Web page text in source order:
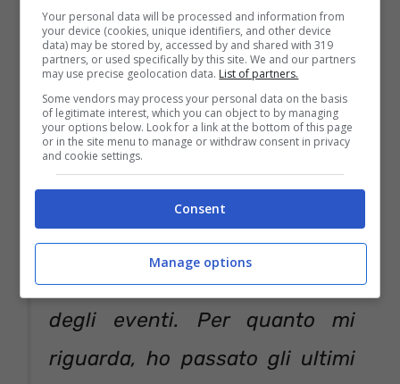
spettacolo ha le sue pause, i
suoi momenti felici e quelli
meno, tra la linearità dei
discorsi e i colpi di scena. Sta a
noi capire da che parte stare. A
volte spettatori, a volte registi
e poche volte protagonisti.
Decidiamo e subiamo il corso
degli eventi. Per quanto mi
riguarda, ho passato gli ultimi
Your personal data will be processed and information from
your device (cookies, unique identifiers, and other device
data) may be stored by, accessed by and shared with 319
partners, or used specifically by this site. We and our partners
may use precise geolocation data. List of partners.
Some vendors may process your personal data on the basis
of legitimate interest, which you can object to by managing
your options below. Look for a link at the bottom of this page
or in the site menu to manage or withdraw consent in privacy
and cookie settings.
Consent
Manage options